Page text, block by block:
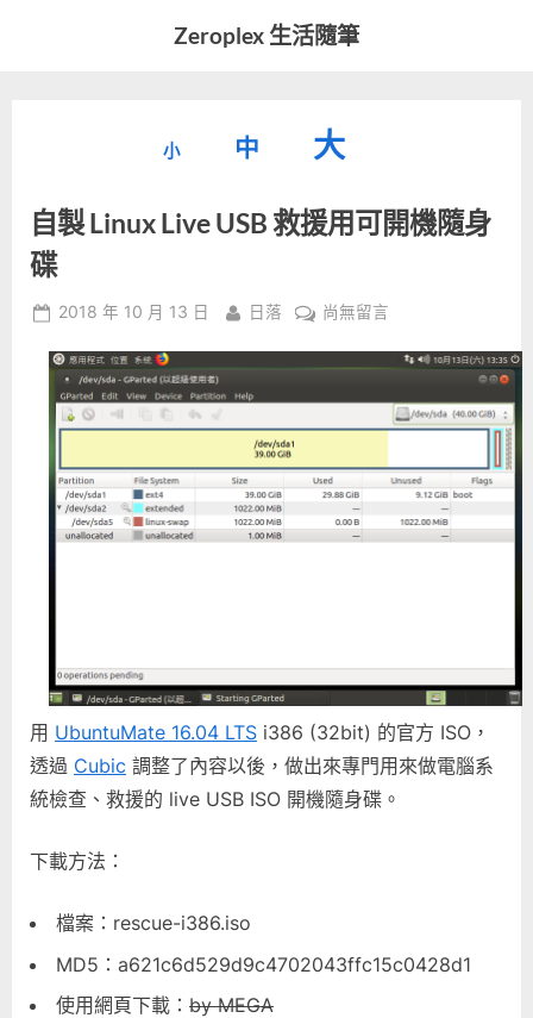
Zeroplex 生活隨筆
發
活
小
型
中
重
字
大
小。
大
大
型
大
小。
自製 Linux Live USB 救援用可開機隨身
碟
Posted
2018 年 10 月 13 日 By
日落
在
製
救
援
用
身
碟〉
中
尚無留言
用 UbuntuMate 16.04 LTS i386 (32bit) 的官方 ISO，
透過 Cubic 調整了內容以後，做出來專門用來做電腦系
統檢查、救援的 live USB ISO 開機隨身碟。
下載方法：
檔案：rescue-i386.iso
MD5：a621c6d529d9c4702043ffc15c0428d1
使用網頁下載： by MEGA